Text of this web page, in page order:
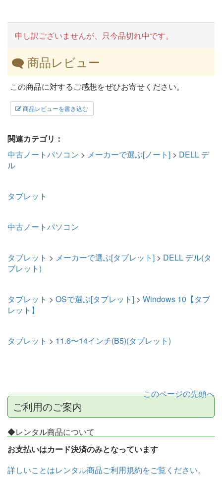
申し訳ございませんが、只今品切れ中です。
商品レビュー
この商品に対するご感想をぜひお寄せください。
商品レビューを書き込む
関連カテゴリ：
中古ノートパソコン > メーカーで選ぶ[ノート] > DELL デ
ル
タブレット
中古ノートパソコン
タブレット > メーカーで選ぶ[タブレット] > DELL デル(タ
ブレット)
タブレット > OSで選ぶ[タブレット] > Windows 10【タブ
レット】
タブレット > 11.6〜14インチ(B5)(タブレット)
このページの先頭へ
ご利用のご案内
◆レンタル商品について
お支払いはカード決済のみとなっています
詳しいことはレンタル商品ご利用規約をご覧ください。